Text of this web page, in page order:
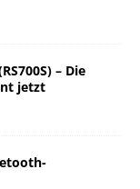
– Die
jetzt